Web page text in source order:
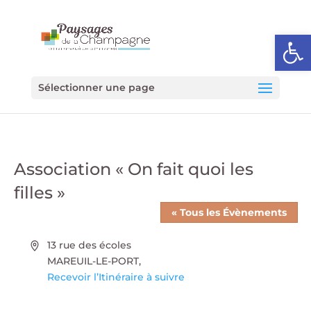
Ouvrir
Sélectionner une page
Association « On fait quoi les
filles »
« Tous les Évènements
Adresse
13 rue des écoles
MAREUIL-LE-PORT,
Recevoir l’Itinéraire à suivre